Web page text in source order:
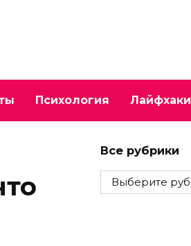
Психология Лайфхаки
Все рубрики
Все
рубрики